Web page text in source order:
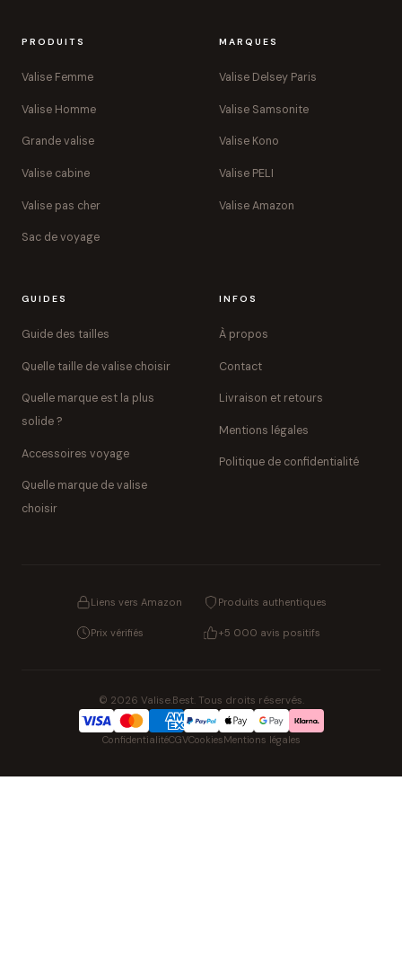
PRODUITS
Valise Femme
Valise Homme
Grande valise
Valise cabine
Valise pas cher
Sac de voyage
MARQUES
Valise Delsey Paris
Valise Samsonite
Valise Kono
Valise PELI
Valise Amazon
GUIDES
Guide des tailles
Quelle taille de valise choisir
Quelle marque est la plus
solide ?
Accessoires voyage
Quelle marque de valise
choisir
INFOS
À propos
Contact
Livraison et retours
Mentions légales
Politique de confidentialité
Liens vers Amazon Produits authentiques
Prix vérifiés +5 000 avis positifs
© 2026 Valise.Best. Tous droits réservés.
ConfidentialitéCGVCookiesMentions légales